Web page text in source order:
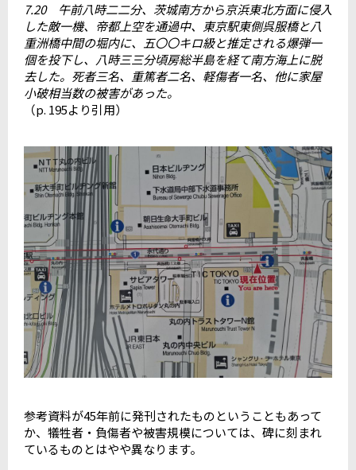
7.20 午前八時二二分、茨城南方から京浜東北方面に侵入
した敵一機、帝都上空を通過中、東京駅東側呉服橋と八
重洲橋中間の堀内に、五〇〇キロ級と推定される爆弾一
個を投下し、八時三三分頃房総半島を経て南方海上に脱
去した。死者三名、重篤者二名、軽傷者一名、他に家屋
小破相当数の被害があった。
（p. 195より引用）
参考資料が45年前に発刊されたものということもあって
か、犠牲者・負傷者や被害規模については、碑に刻まれ
ているものとはやや異なります。